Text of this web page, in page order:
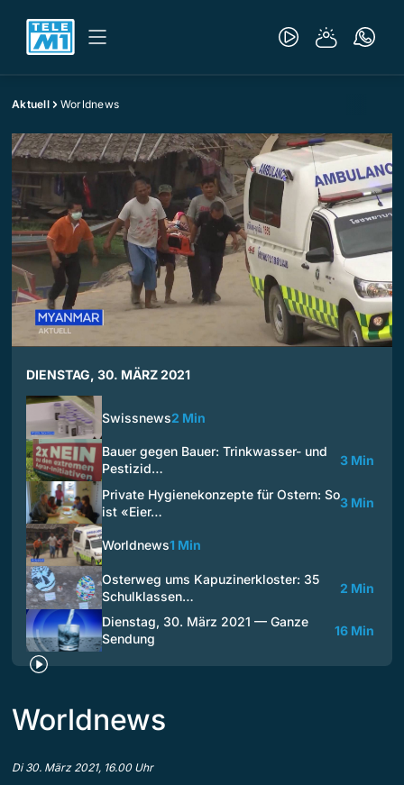
Aktuell Worldnews
DIENSTAG, 30. MÄRZ 2021
Swissnews2 Min
Bauer gegen Bauer: Trinkwasser- und
Pestizid…
3 Min
Private Hygienekonzepte für Ostern: So
ist «Eier…
3 Min
Worldnews1 Min
Osterweg ums Kapuzinerkloster: 35
Schulklassen…
2 Min
Dienstag, 30. März 2021 — Ganze
Sendung
16 Min
Worldnews
Di 30. März 2021, 16.00 Uhr